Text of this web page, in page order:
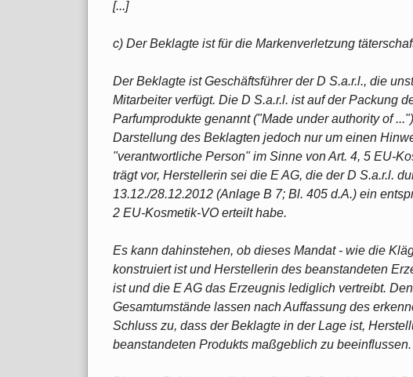
[...]
c) Der Beklagte ist für die Markenverletzung
Der Beklagte ist Geschäftsführer der D S.a.r.l., die
Mitarbeiter verfügt. Die D S.a.r.l. ist auf der Packung
Parfumprodukte genannt ("Made under authority of
Darstellung des Beklagten jedoch nur um einen
"verantwortliche Person" im Sinne von Art. 4, 5 EU-
trägt vor, Herstellerin sei die E AG, die der D S.a.r.l.
13.12./28.12.2012 (Anlage B 7; Bl. 405 d.A.) ein
2 EU-Kosmetik-VO erteilt habe.
Es kann dahinstehen, ob dieses Mandat - wie die
konstruiert ist und Herstellerin des beanstandeten
ist und die E AG das Erzeugnis lediglich vertreibt.
Gesamtumstände lassen nach Auffassung des
Schluss zu, dass der Beklagte in der Lage ist,
beanstandeten Produkts maßgeblich zu beeinflussen.